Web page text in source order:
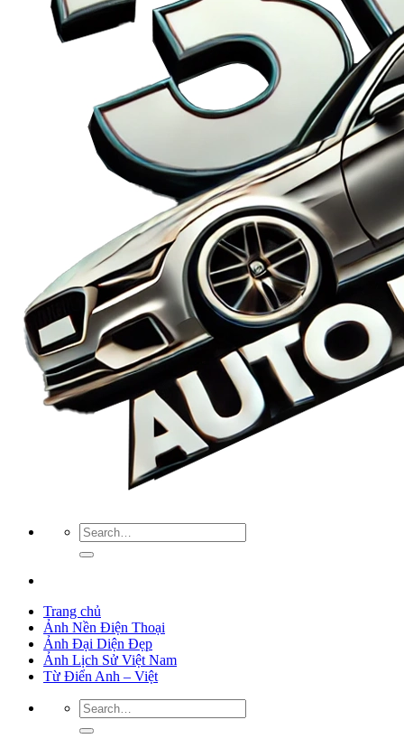
Trang chủ
Ảnh Nền Điện Thoại
Ảnh Đại Diện Đẹp
Ảnh Lịch Sử Việt Nam
Từ Điển Anh – Việt